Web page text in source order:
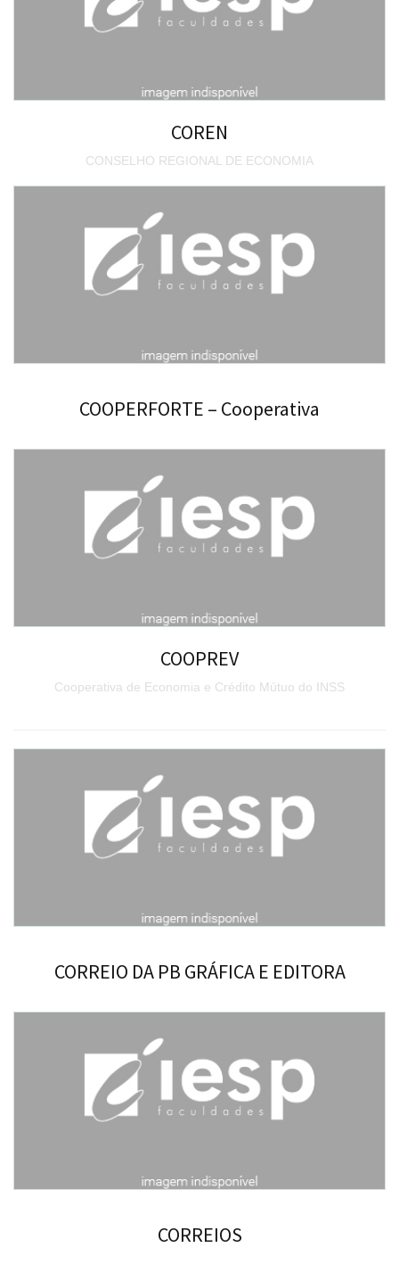
COREN
CONSELHO REGIONAL DE ECONOMIA
COOPERFORTE – Cooperativa
COOPREV
Cooperativa de Economia e Crédito Mútuo do INSS
CORREIO DA PB GRÁFICA E EDITORA
CORREIOS